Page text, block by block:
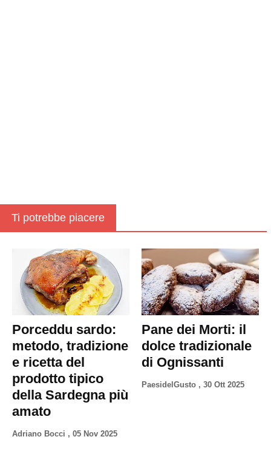
Ti potrebbe piacere
Porceddu sardo:
metodo, tradizione
e ricetta del
prodotto tipico
della Sardegna più
amato
Adriano Bocci , 05 Nov 2025
Pane dei Morti: il
dolce tradizionale
di Ognissanti
PaesidelGusto , 30 Ott 2025